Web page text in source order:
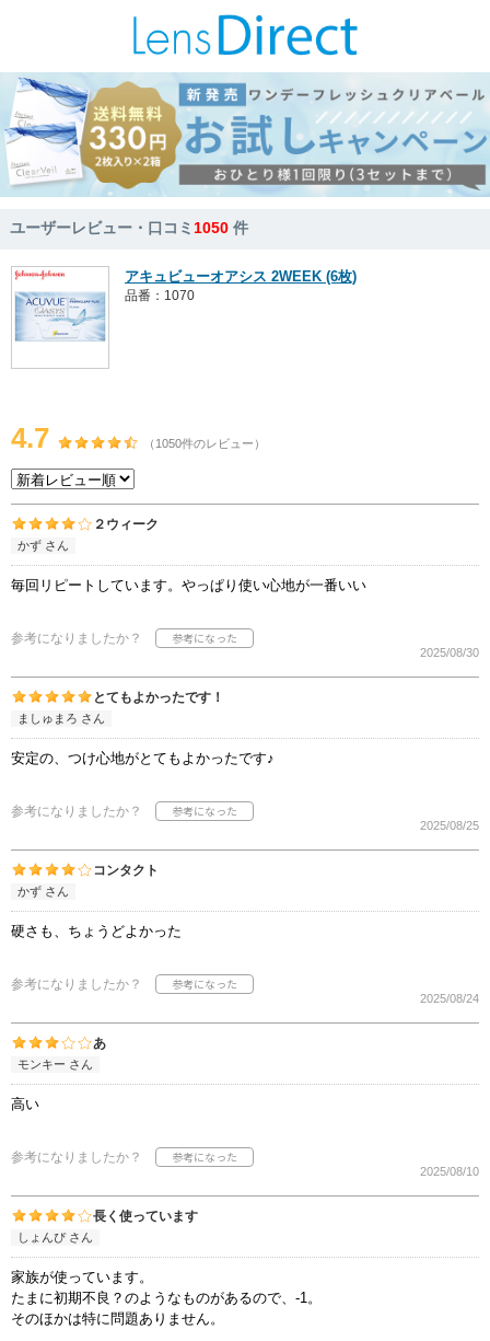
ユーザーレビュー・口コミ1050 件
アキュビューオアシス 2WEEK (6枚)
品番：1070
4.7 （1050件のレビュー）
２ウィーク
かず さん
毎回リピートしています。やっぱり使い心地が一番いい
参考になりましたか？
2025/08/30
とてもよかったです！
ましゅまろ さん
安定の、つけ心地がとてもよかったです♪
参考になりましたか？
2025/08/25
コンタクト
かず さん
硬さも、ちょうどよかった
参考になりましたか？
2025/08/24
あ
モンキー さん
高い
参考になりましたか？
2025/08/10
長く使っています
しょんぴ さん
家族が使っています。
たまに初期不良？のようなものがあるので、-1。
そのほかは特に問題ありません。